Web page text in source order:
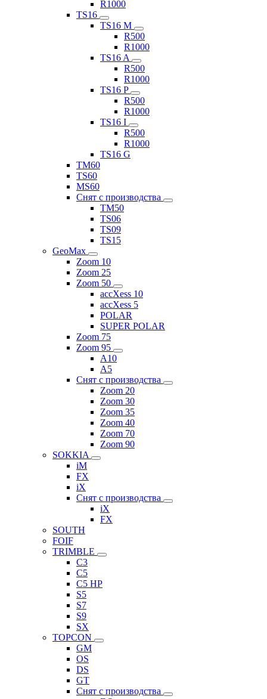
R1000
TS16
TS16 M
R500
R1000
TS16 A
R500
R1000
TS16 P
R500
R1000
TS16 I
R500
R1000
TS16 G
TM60
TS60
MS60
Снят с производства
TM50
TS06
TS09
TS15
GeoMax
Zoom 10
Zoom 25
Zoom 50
accXess 10
accXess 5
POLAR
SUPER POLAR
Zoom 75
Zoom 95
A10
A5
Снят с производства
Zoom 20
Zoom 30
Zoom 35
Zoom 40
Zoom 70
Zoom 90
SOKKIA
iM
FX
iX
Снят с производства
iX
FX
SOUTH
FOIF
TRIMBLE
C3
C5
C5 HP
S5
S7
S9
SX
TOPCON
GM
OS
DS
GT
Снят с производства